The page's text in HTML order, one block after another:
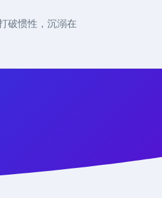
破惯性，沉溺在